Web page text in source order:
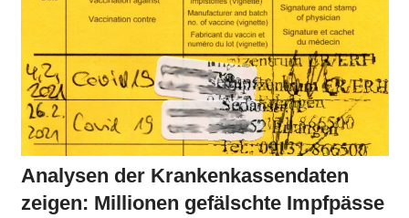
Analysen der Krankenkassendaten
zeigen: Millionen gefälschte Impfpässe